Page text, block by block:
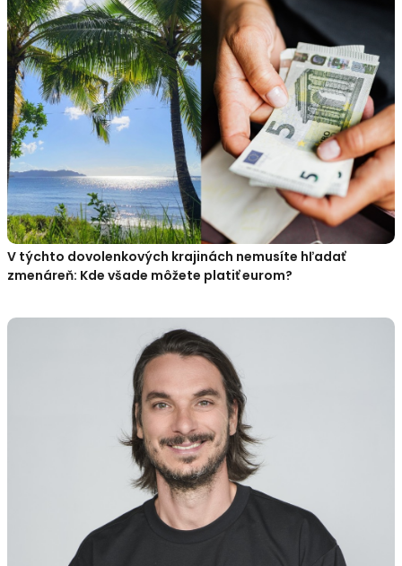
V týchto dovolenkových krajinách nemusíte hľadať
zmenáreň: Kde všade môžete platiť eurom?